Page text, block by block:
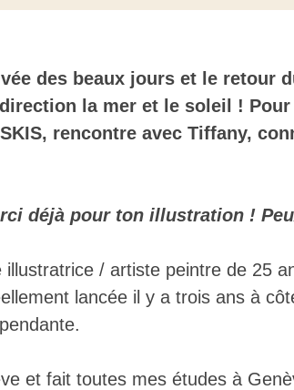
des beaux jours et le retour
la mer et le soleil !
rencontre avec Tiffany,
déjà pour ton illustration !
illustratrice / artiste peintre de 25
lancée il y a trois ans à
et fait toutes mes études à